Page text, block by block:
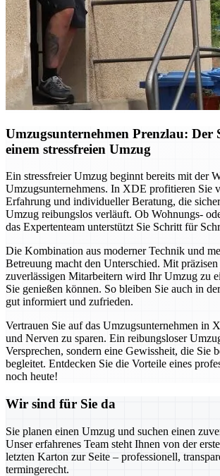
Umzugsunternehmen Prenzlau: Der
einem stressfreien Umzug
Ein stressfreier Umzug beginnt bereits mit der
Umzugsunternehmens. In XDE profitieren Sie
Erfahrung und individueller Beratung, die
Umzug reibungslos verläuft. Ob Wohnungs-
das Expertenteam unterstützt Sie Schritt für
Die Kombination aus moderner Technik und
Betreuung macht den Unterschied. Mit
zuverlässigen Mitarbeitern wird Ihr Umzug zu
Sie genießen können. So bleiben Sie auch in
gut informiert und zufrieden.
Vertrauen Sie auf das Umzugsunternehmen in
und Nerven zu sparen. Ein reibungsloser
Versprechen, sondern eine Gewissheit, die Sie
begleitet. Entdecken Sie die Vorteile eines
noch heute!
Wir sind für Sie da
Sie planen einen Umzug und suchen einen
Unser erfahrenes Team steht Ihnen von der
letzten Karton zur Seite – professionell,
termingerecht.